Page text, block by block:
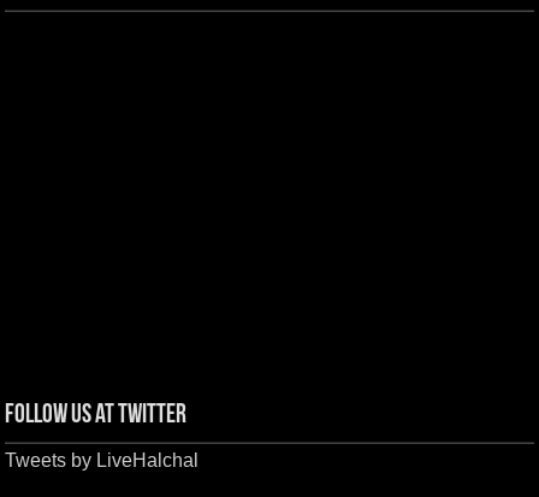
Follow us at Twitter
Tweets by LiveHalchal